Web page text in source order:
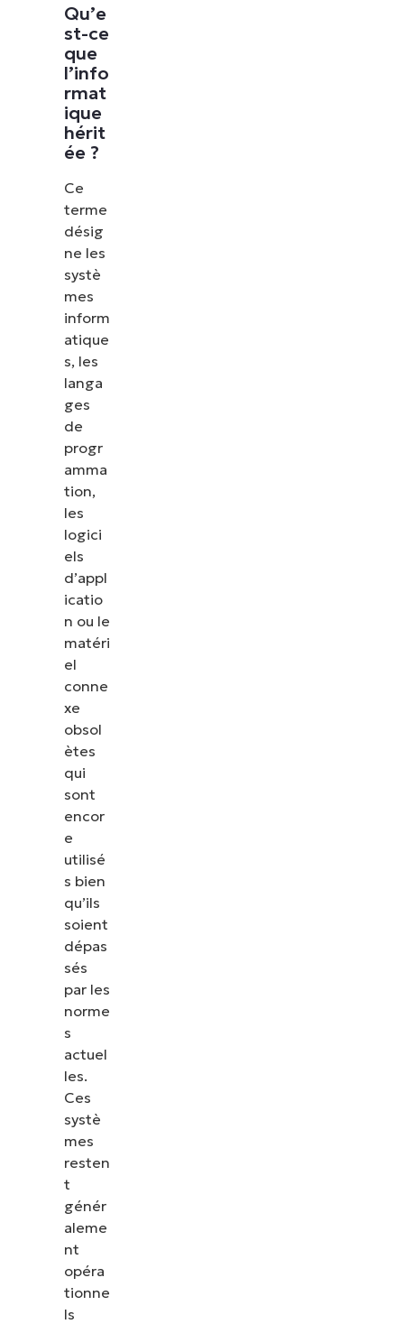
Qu’e
st-ce
que
l’info
rmat
ique
hérit
ée ?
Ce
terme
désig
ne les
systè
mes
inform
atique
s, les
langa
ges
de
progr
amma
tion,
les
logici
els
d’appl
icatio
n ou le
matéri
el
conne
xe
obsol
ètes
qui
sont
encor
e
utilisé
s bien
qu’ils
soient
dépas
sés
par les
norme
s
actuel
les.
Ces
systè
mes
resten
t
génér
aleme
nt
opéra
tionne
ls